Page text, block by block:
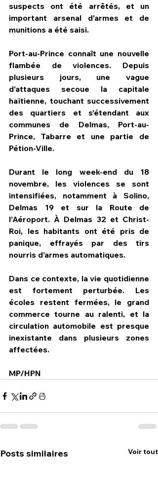
suspects ont été arrêtés, et un
important arsenal d’armes et de
munitions a été saisi.
Port-au-Prince connaît une nouvelle
flambée de violences. Depuis
plusieurs jours, une vague
d’attaques secoue la capitale
haïtienne, touchant successivement
des quartiers et s’étendant aux
communes de Delmas, Port-au-
Prince, Tabarre et une partie de
Pétion-Ville.
Durant le long week-end du 18
novembre, les violences se sont
intensifiées, notamment à Solino,
Delmas 19 et sur la Route de
l’Aéroport. À Delmas 32 et Christ-
Roi, les habitants ont été pris de
panique, effrayés par des tirs
nourris d’armes automatiques.
Dans ce contexte, la vie quotidienne
est fortement perturbée. Les
écoles restent fermées, le grand
commerce tourne au ralenti, et la
circulation automobile est presque
inexistante dans plusieurs zones
affectées.
MP/HPN
Posts similaires Voir tout